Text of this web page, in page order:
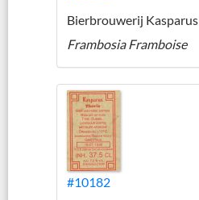
Bierbrouwerij Kasparus
Frambosia Framboise
#10182